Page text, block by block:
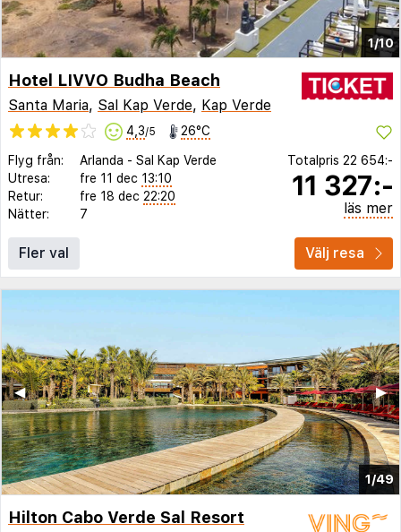
1/10
Hotel LIVVO Budha Beach
Santa Maria, Sal Kap Verde, Kap Verde
4,3/5 26°C
Flyg från: Arlanda - Sal Kap Verde
Utresa:
fre 11 dec 13:10
Retur:
fre 18 dec 22:20
Nätter:
7
Totalpris 22 654:-
11 327:-
läs mer
Fler val Välj resa
1/49
▶︎
◀︎
Hilton Cabo Verde Sal Resort